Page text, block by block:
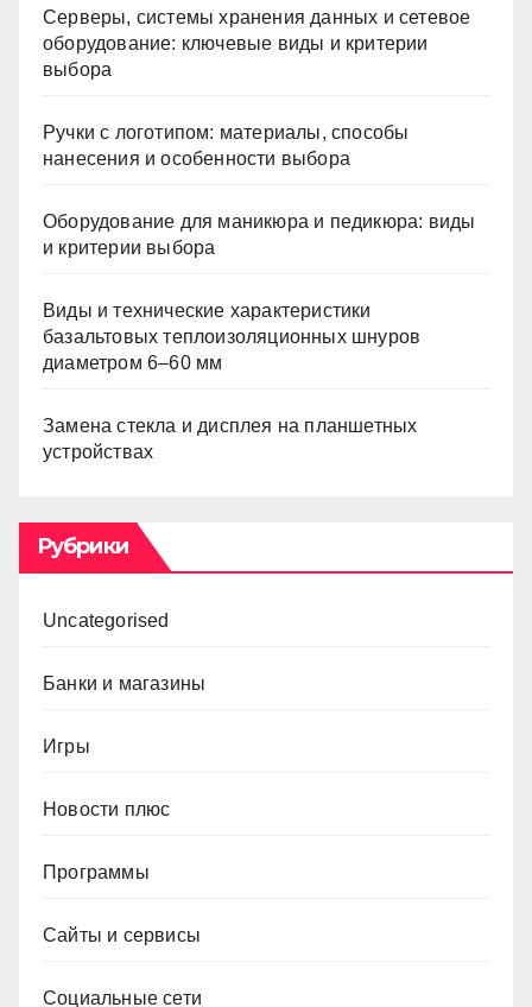
Серверы, системы хранения данных и сетевое
оборудование: ключевые виды и критерии
выбора
Ручки с логотипом: материалы, способы
нанесения и особенности выбора
Оборудование для маникюра и педикюра: виды
и критерии выбора
Виды и технические характеристики
базальтовых теплоизоляционных шнуров
диаметром 6–60 мм
Замена стекла и дисплея на планшетных
устройствах
Рубрики
Uncategorised
Банки и магазины
Игры
Новости плюс
Программы
Сайты и сервисы
Социальные сети